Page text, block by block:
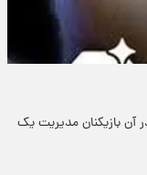
آن بازیکنان مدیریت یک